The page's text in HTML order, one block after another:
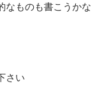
なものも書こうかな
さい